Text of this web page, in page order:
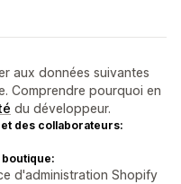
aux données suivantes
Comprendre pourquoi en
du développeur.
des collaborateurs:
d'administration Shopify